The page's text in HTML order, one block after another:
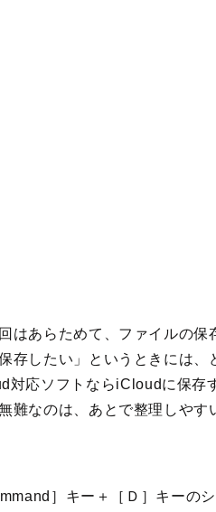
はあらためて、ファイルの保
存したい」というときには、
対応ソフトならiCloudに保存
難なのは、あとで整理しやす
］キー＋［Ｄ］キーの